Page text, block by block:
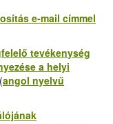
e-mail címmel
tevékenység
a helyi
(angol nyelvű